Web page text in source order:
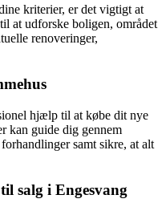
kriterier, er det vigtigt at
at udforske boligen, området
renoveringer,
hjælp til at købe dit nye
kan guide dig gennem
samt sikre, at alt
salg i Engesvang